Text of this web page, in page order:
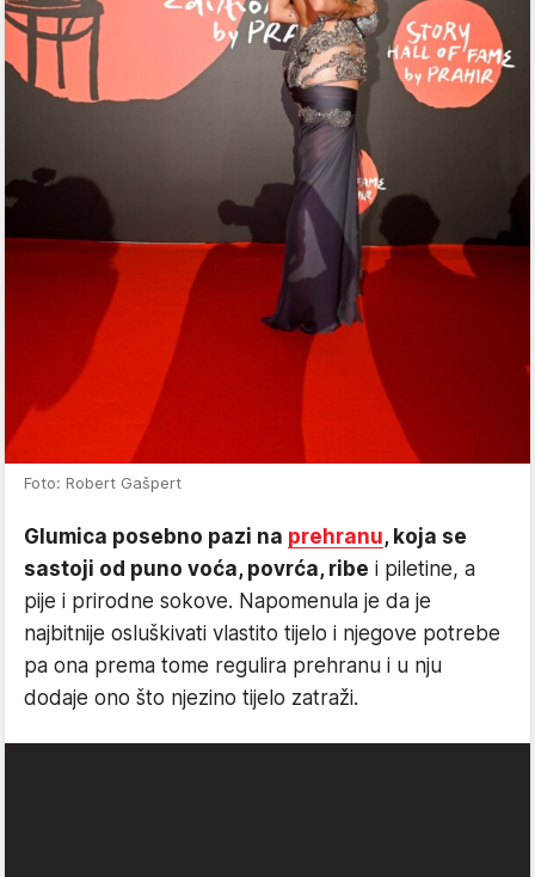
Foto: Robert Gašpert
Glumica posebno pazi na prehranu, koja se
sastoji od puno voća, povrća, ribe i piletine, a
pije i prirodne sokove. Napomenula je da je
najbitnije osluškivati vlastito tijelo i njegove potrebe
pa ona prema tome regulira prehranu i u nju
dodaje ono što njezino tijelo zatraži.